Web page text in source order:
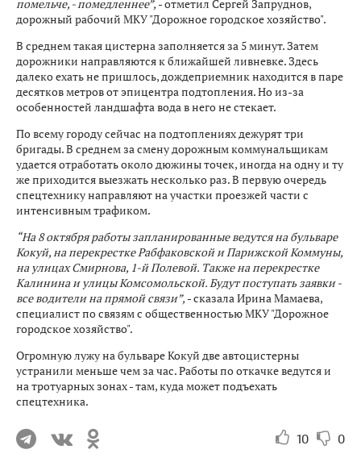
помельче, - помедленнее”, - отметил Сергей Запруднов,
дорожный рабочий МКУ "Дорожное городское хозяйство".
В среднем такая цистерна заполняется за 5 минут. Затем
дорожники направляются к ближайшей ливневке. Здесь
далеко ехать не пришлось, дождеприемник находится в паре
десятков метров от эпицентра подтопления. Но из-за
особенностей ландшафта вода в него не стекает.
По всему городу сейчас на подтоплениях дежурят три
бригады. В среднем за смену дорожным коммунальщикам
удается отработать около дюжины точек, иногда на одну и ту
же приходится выезжать несколько раз. В первую очередь
спецтехнику направляют на участки проезжей части с
интенсивным трафиком.
“На 8 октября работы запланированные ведутся на бульваре
Кокуй, на перекрестке Рабфаковской и Парижской Коммуны,
на улицах Смирнова, 1-й Полевой. Также на перекрестке
Калинина и улицы Комсомольской. Будут поступать заявки -
все водители на прямой связи”, - сказала Ирина Мамаева,
специалист по связям с общественностью МКУ "Дорожное
городское хозяйство".
Огромную лужу на бульваре Кокуй две автоцистерны
устранили меньше чем за час. Работы по откачке ведутся и
на тротуарных зонах - там, куда может подъехать
спецтехника.
10 0